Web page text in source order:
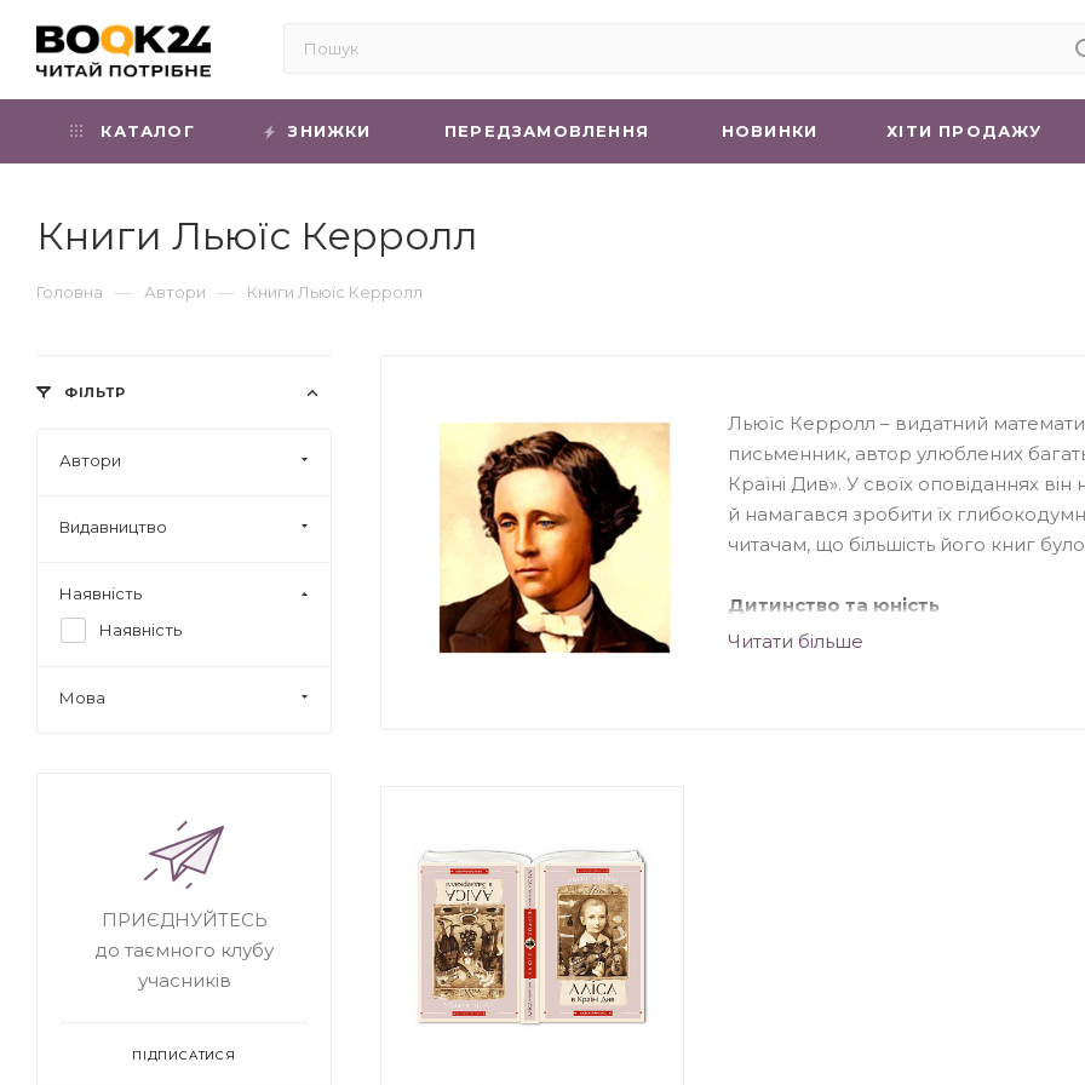
КАТАЛОГ ЗНИЖКИ ПЕРЕДЗАМОВЛЕННЯ НОВИНКИ ХIТИ ПРОДАЖУ
Книги Льюїс Керролл
Головна — Автори — Книги Льюїс Керролл
Льюїс Керролл – видатний
письменник, автор улюблених
Країні Див». У своїх оповіданнях
й намагався зробити їх
читачам, що більшість його книг
Дитинство та юність
Читати більше
ФІЛЬТР
Автори
Видавництво
Наявність
Наявність
Мова
ПРИЄДНУЙТЕСЬ
до таємного клубу
учасників
ПІДПИСАТИСЯ